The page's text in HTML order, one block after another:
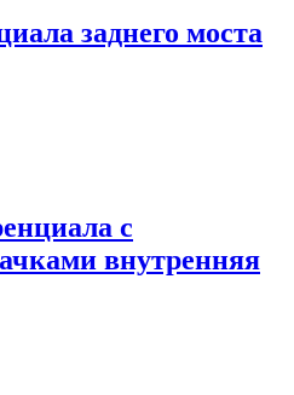
заднего моста
с
внутренняя